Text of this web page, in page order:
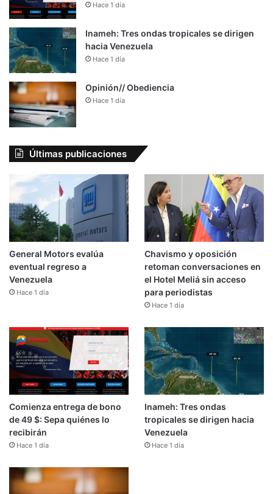
Hace 1 día
Inameh: Tres ondas tropicales se dirigen
hacia Venezuela
Hace 1 día
Opinión// Obediencia
Hace 1 día
Últimas publicaciones
General Motors evalúa
eventual regreso a
Venezuela
Hace 1 día
Chavismo y oposición
retoman conversaciones en
el Hotel Meliá sin acceso
para periodistas
Hace 1 día
Comienza entrega de bono
de 49 $: Sepa quiénes lo
recibirán
Hace 1 día
Inameh: Tres ondas
tropicales se dirigen hacia
Venezuela
Hace 1 día